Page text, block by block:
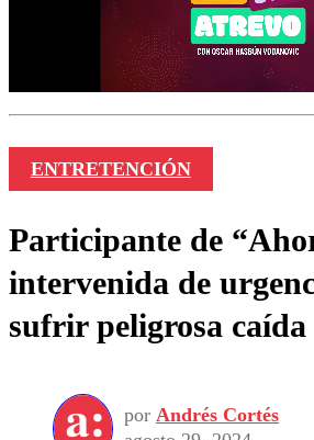
ENTRETENCIÓN
Participante de
intervenida de
sufrir peligrosa caída
por Andrés Cortés